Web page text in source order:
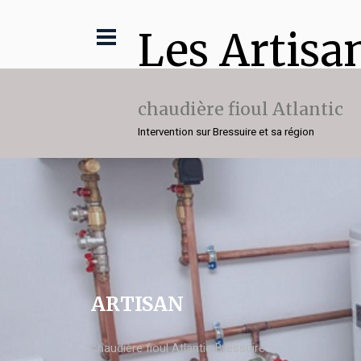
Les
chaudière fioul Atlantic
Intervention sur Bressuire et sa région
ARTISAN
chaudière fioul Atlantic Bressuire